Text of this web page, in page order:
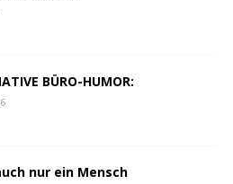
BÜRO-HUMOR:
nur ein Mensch